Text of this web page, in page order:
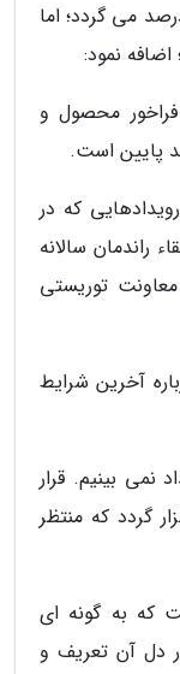
در مقاطع زمانی مثل نوروز، 100 درصد می گردد؛ اما
نمود:
فراخور محصول و
پایین است.
که در
راندمان سالانه
توریستی
به رویداد دنیای تبریز 2018 درباره آخرین شرایط
نمی بینیم. قرار
گردد که منتظر
که به گونه ای
دل آن تعریف و